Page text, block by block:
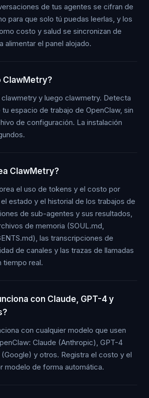
de tus agentes se cifran de
para que solo tú puedas leerlas, y los
costo y salud se sincronizan de
alimentar el panel alojado.
ClawMetry?
clawmetry y luego clawmetry. Detecta
espacio de trabajo de OpenClaw, sin
de configuración. La instalación
ClawMetry?
el uso de tokens y el costo por
estado y el historial de los trabajos de
de sub-agentes y sus resultados,
de memoria (SOUL.md,
las transcripciones de
de canales y las trazas de llamadas
tiempo real.
con Claude, GPT-4 y
con cualquier modelo que usen
Claude (Anthropic), GPT-4
(Google) y otros. Registra el costo y el
modelo de forma automática.